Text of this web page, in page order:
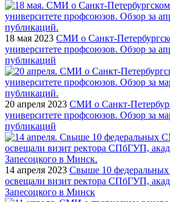
18 мая 2023 СМИ о Санкт-
университете профсоюзов. Обзор за
публикаций
20 апреля 2023 СМИ о Санкт-
университете профсоюзов. Обзор за
публикаций
14 апреля 2023 Свыше 10
освещали визит ректора СПбГУП,
Запесоцкого в Минск